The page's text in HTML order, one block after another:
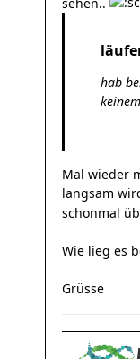
hab
Mal wieder
langsam
schonmal
Wie lieg es
Grüsse